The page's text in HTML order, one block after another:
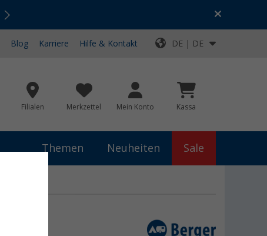
Top-Deals für dein Abenteuer!
Blog Karriere Hilfe & Kontakt DE | DE
Filialen Merkzettel Mein Konto Kassa
Themen Neuheiten Sale